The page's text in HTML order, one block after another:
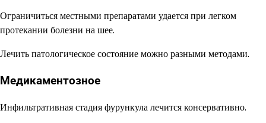
Ограничиться местными препаратами удается при легком
протекании болезни на шее.
Лечить патологическое состояние можно разными методами.
Медикаментозное
Инфильтративная стадия фурункула лечится консервативно.